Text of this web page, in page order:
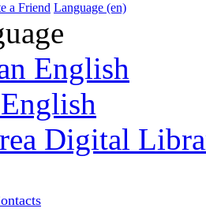
a Friend Language (en)
English
Digital